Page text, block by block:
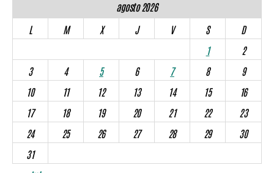
agosto 2026
L
M X J V S
D
1
2
3
4 5 6 7 8
9
10
11 12 13 14 15
16
17
18 19 20 21 22
23
24
25 26 27 28 29
30
31